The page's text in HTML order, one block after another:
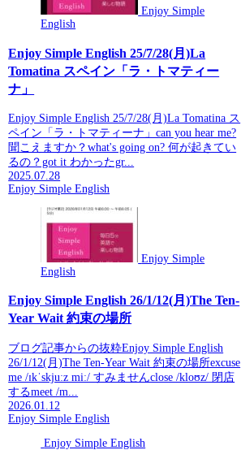
Enjoy Simple
English
Enjoy Simple English 25/7/28(月)La
Tomatina スペイン「ラ・トマティー
ナ」
Enjoy Simple English 25/7/28(月)La Tomatina ス
ペイン「ラ・トマティーナ」can you hear me?
聞こえますか？what's going on? 何が起きてい
るの？got it わかったgr...
2025.07.28
Enjoy Simple English
Enjoy Simple
English
Enjoy Simple English 26/1/12(月)The Ten-
Year Wait 約束の場所
ブログ記事からの抜粋Enjoy Simple English
26/1/12(月)The Ten-Year Wait 約束の場所excuse
me /ɪkˈskjuːz miː/ すみませんclose /kloʊz/ 閉店
するmeet /m...
2026.01.12
Enjoy Simple English
Enjoy Simple English